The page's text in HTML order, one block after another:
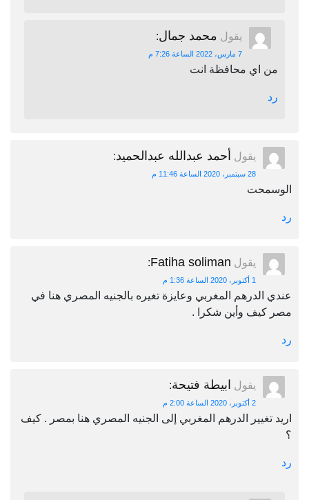
يقول محمد جمال:
7 مارس، 2022 الساعة 7:26 م
من اي محافظة انت
رد
يقول أحمد عبدالله عبدالحميد:
28 سبتمبر، 2020 الساعة 11:46 م
الوسمحت
رد
يقول Fatiha soliman
:
1 أكتوبر، 2020 الساعة 1:36 م
عندي الدرهم المغربي وعايزة تغيره بالجنيه المصري هنا في
مصر كيف وأين شكرا .
رد
يقول ابيطة فتيحة:
2 أكتوبر، 2020 الساعة 2:00 م
اريد تغيير الدرهم المغربي إلى الجنيه المصري هنا بمصر . كيف
؟
رد